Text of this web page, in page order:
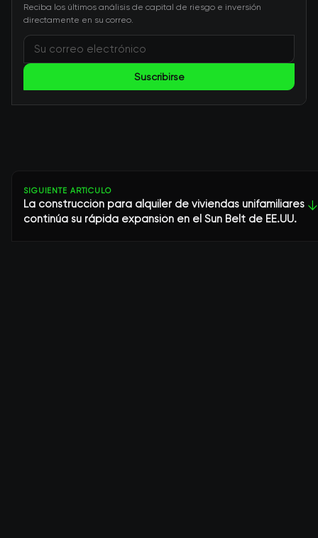
Reciba los últimos análisis de capital de riesgo e inversión
directamente en su correo.
Suscribirse
SIGUIENTE ARTÍCULO
La construcción para alquiler de viviendas unifamiliares
continúa su rápida expansión en el Sun Belt de EE.UU.
↓